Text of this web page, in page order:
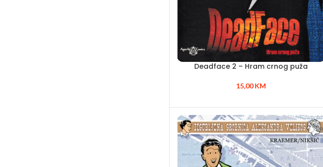
Deadface 2 – Hram crnog puža
15,00KM